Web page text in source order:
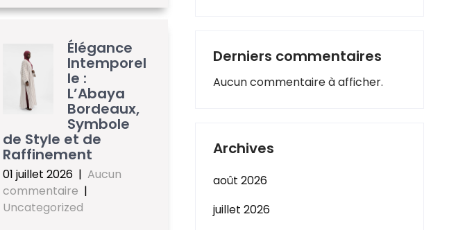
Élégance
Intemporel
le :
L’Abaya
Bordeaux,
Symbole
de Style et de
Raffinement
01 juillet 2026 |Aucun
commentaire |
Uncategorized
Derniers commentaires
Aucun commentaire à afficher.
Archives
août 2026
juillet 2026